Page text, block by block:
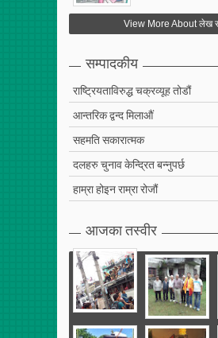
फेरि अर्को गलत
View More About लेख
सम्पादकीय
राष्ट्रियताविरुद्ध चक्रव्यूह तोडौं
आन्तरिक द्वन्द मिलाऔं
सहमति सकारात्मक
दलहरु चुनाव केन्द्रित बन्नुपर्छ
हाम्रा होइन राम्रा रोजौं
आजका तस्वीर